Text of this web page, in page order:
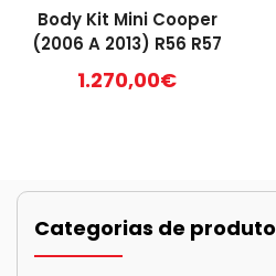
Body Kit Mini Cooper
(2006 A 2013) R56 R57
1.270,00€
Categorias de produto